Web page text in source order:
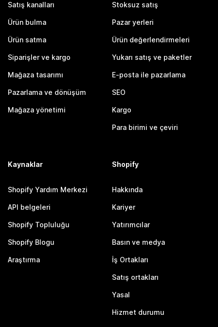
Satış kanalları
Ürün bulma
Ürün satma
Siparişler ve kargo
Mağaza tasarımı
Pazarlama ve dönüşüm
Mağaza yönetimi
Stoksuz satış
Pazar yerleri
Ürün değerlendirmeleri
Yukarı satış ve paketler
E-posta ile pazarlama
SEO
Kargo
Para birimi ve çeviri
Kaynaklar
Shopify Yardım Merkezi
API belgeleri
Shopify Topluluğu
Shopify Blogu
Araştırma
Shopify
Hakkında
Kariyer
Yatırımcılar
Basın ve medya
İş Ortakları
Satış ortakları
Yasal
Hizmet durumu